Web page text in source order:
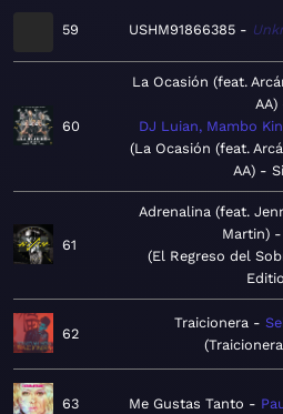
59 USHM91866385
60
La Ocasión (feat.
AA)
DJ Luian, Mambo
La Ocasión (feat.
AA) -
61
Adrenalina (feat.
Martin)
El Regreso del
62
Traicionera
63 Me Gustas Tanto